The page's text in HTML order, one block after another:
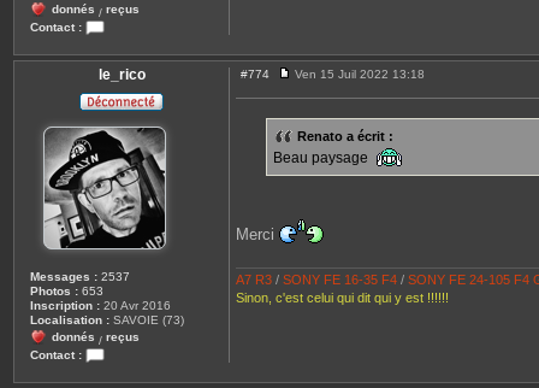
donnés / reçus
Contact :
o
n
a
c
t
r
R
e
a
t
le_rico
Messages : 2537
Photos : 653
Inscription : 20 Avr 2016
Localisation : SAVOIE (73)
donnés / reçus
Contact :
o
#774
e
a
g
Ven 15 Juil 2022 13:18
Renato a écrit :
Beau paysage
Merci
A7 R3 / SONY FE 16-35 F4 / SONY FE 24-105 F4
Sinon, c'est celui qui dit qui y est !!!!!!